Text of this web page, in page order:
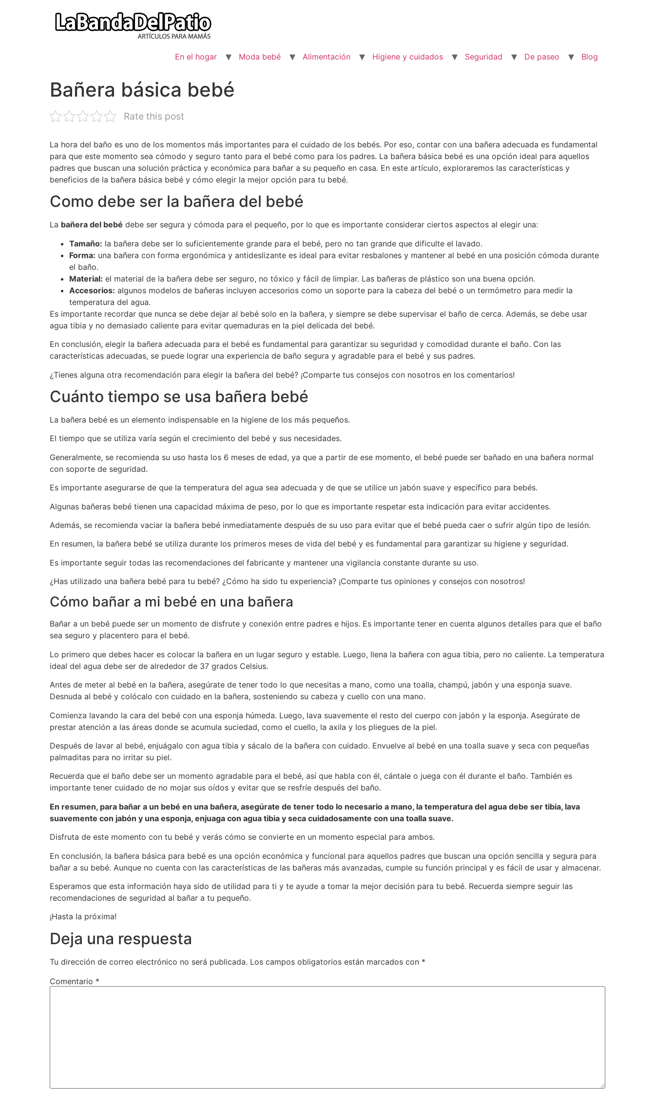
En el hogar Moda bebé Alimentación Higiene y cuidados Seguridad De paseo Blog
Bañera básica bebé
Rate this post
La hora del baño es uno de los momentos más importantes para el cuidado de los bebés. Por eso, contar con una bañera adecuada es fundamental
para que este momento sea cómodo y seguro tanto para el bebé como para los padres. La bañera básica bebé es una opción ideal para aquellos
padres que buscan una solución práctica y económica para bañar a su pequeño en casa. En este artículo, exploraremos las características y
beneficios de la bañera básica bebé y cómo elegir la mejor opción para tu bebé.
Como debe ser la bañera del bebé
La bañera del bebé debe ser segura y cómoda para el pequeño, por lo que es importante considerar ciertos aspectos al elegir una:
Tamaño: la bañera debe ser lo suficientemente grande para el bebé, pero no tan grande que dificulte el lavado.
Forma: una bañera con forma ergonómica y antideslizante es ideal para evitar resbalones y mantener al bebé en una posición cómoda durante
el baño.
Material: el material de la bañera debe ser seguro, no tóxico y fácil de limpiar. Las bañeras de plástico son una buena opción.
Accesorios: algunos modelos de bañeras incluyen accesorios como un soporte para la cabeza del bebé o un termómetro para medir la
temperatura del agua.
Es importante recordar que nunca se debe dejar al bebé solo en la bañera, y siempre se debe supervisar el baño de cerca. Además, se debe usar
agua tibia y no demasiado caliente para evitar quemaduras en la piel delicada del bebé.
En conclusión, elegir la bañera adecuada para el bebé es fundamental para garantizar su seguridad y comodidad durante el baño. Con las
características adecuadas, se puede lograr una experiencia de baño segura y agradable para el bebé y sus padres.
¿Tienes alguna otra recomendación para elegir la bañera del bebé? ¡Comparte tus consejos con nosotros en los comentarios!
Cuánto tiempo se usa bañera bebé
La bañera bebé es un elemento indispensable en la higiene de los más pequeños.
El tiempo que se utiliza varía según el crecimiento del bebé y sus necesidades.
Generalmente, se recomienda su uso hasta los 6 meses de edad, ya que a partir de ese momento, el bebé puede ser bañado en una bañera normal
con soporte de seguridad.
Es importante asegurarse de que la temperatura del agua sea adecuada y de que se utilice un jabón suave y específico para bebés.
Algunas bañeras bebé tienen una capacidad máxima de peso, por lo que es importante respetar esta indicación para evitar accidentes.
Además, se recomienda vaciar la bañera bebé inmediatamente después de su uso para evitar que el bebé pueda caer o sufrir algún tipo de lesión.
En resumen, la bañera bebé se utiliza durante los primeros meses de vida del bebé y es fundamental para garantizar su higiene y seguridad.
Es importante seguir todas las recomendaciones del fabricante y mantener una vigilancia constante durante su uso.
¿Has utilizado una bañera bebé para tu bebé? ¿Cómo ha sido tu experiencia? ¡Comparte tus opiniones y consejos con nosotros!
Cómo bañar a mi bebé en una bañera
Bañar a un bebé puede ser un momento de disfrute y conexión entre padres e hijos. Es importante tener en cuenta algunos detalles para que el baño
sea seguro y placentero para el bebé.
Lo primero que debes hacer es colocar la bañera en un lugar seguro y estable. Luego, llena la bañera con agua tibia, pero no caliente. La temperatura
ideal del agua debe ser de alrededor de 37 grados Celsius.
Antes de meter al bebé en la bañera, asegúrate de tener todo lo que necesitas a mano, como una toalla, champú, jabón y una esponja suave.
Desnuda al bebé y colócalo con cuidado en la bañera, sosteniendo su cabeza y cuello con una mano.
Comienza lavando la cara del bebé con una esponja húmeda. Luego, lava suavemente el resto del cuerpo con jabón y la esponja. Asegúrate de
prestar atención a las áreas donde se acumula suciedad, como el cuello, la axila y los pliegues de la piel.
Después de lavar al bebé, enjuágalo con agua tibia y sácalo de la bañera con cuidado. Envuelve al bebé en una toalla suave y seca con pequeñas
palmaditas para no irritar su piel.
Recuerda que el baño debe ser un momento agradable para el bebé, así que habla con él, cántale o juega con él durante el baño. También es
importante tener cuidado de no mojar sus oídos y evitar que se resfríe después del baño.
En resumen, para bañar a un bebé en una bañera, asegúrate de tener todo lo necesario a mano, la temperatura del agua debe ser tibia, lava
suavemente con jabón y una esponja, enjuaga con agua tibia y seca cuidadosamente con una toalla suave.
Disfruta de este momento con tu bebé y verás cómo se convierte en un momento especial para ambos.
En conclusión, la bañera básica para bebé es una opción económica y funcional para aquellos padres que buscan una opción sencilla y segura para
bañar a su bebé. Aunque no cuenta con las características de las bañeras más avanzadas, cumple su función principal y es fácil de usar y almacenar.
Esperamos que esta información haya sido de utilidad para ti y te ayude a tomar la mejor decisión para tu bebé. Recuerda siempre seguir las
recomendaciones de seguridad al bañar a tu pequeño.
¡Hasta la próxima!
Deja una respuesta
Tu dirección de correo electrónico no será publicada. Los campos obligatorios están marcados con *
Comentario *